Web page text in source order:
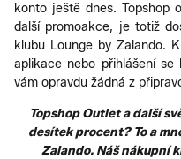
konto ještě dnes. Topshop
další promoakce, je totiž
klubu Lounge by Zalando.
aplikace nebo přihlášení
vám opravdu žádná z
Topshop Outlet a další
desítek procent? To a
Zalando. Náš nákupní